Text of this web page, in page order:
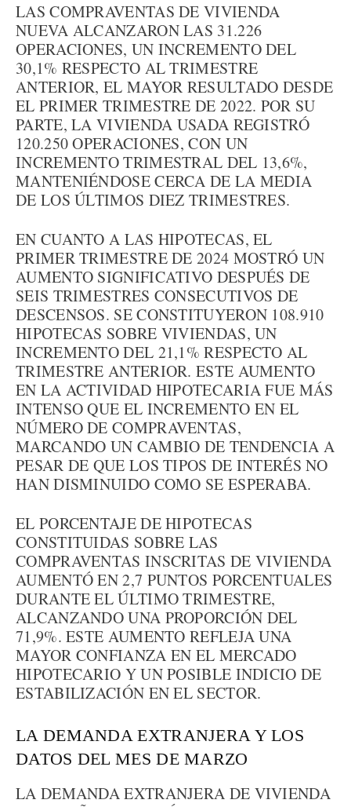
LAS COMPRAVENTAS DE VIVIENDA
NUEVA ALCANZARON LAS 31.226
OPERACIONES, UN INCREMENTO DEL
30,1% RESPECTO AL TRIMESTRE
ANTERIOR, EL MAYOR RESULTADO DESDE
EL PRIMER TRIMESTRE DE 2022. POR SU
PARTE, LA VIVIENDA USADA REGISTRÓ
120.250 OPERACIONES, CON UN
INCREMENTO TRIMESTRAL DEL 13,6%,
MANTENIÉNDOSE CERCA DE LA MEDIA
DE LOS ÚLTIMOS DIEZ TRIMESTRES.
EN CUANTO A LAS HIPOTECAS, EL
PRIMER TRIMESTRE DE 2024 MOSTRÓ UN
AUMENTO SIGNIFICATIVO DESPUÉS DE
SEIS TRIMESTRES CONSECUTIVOS DE
DESCENSOS. SE CONSTITUYERON 108.910
HIPOTECAS SOBRE VIVIENDAS, UN
INCREMENTO DEL 21,1% RESPECTO AL
TRIMESTRE ANTERIOR. ESTE AUMENTO
EN LA ACTIVIDAD HIPOTECARIA FUE MÁS
INTENSO QUE EL INCREMENTO EN EL
NÚMERO DE COMPRAVENTAS,
MARCANDO UN CAMBIO DE TENDENCIA A
PESAR DE QUE LOS TIPOS DE INTERÉS NO
HAN DISMINUIDO COMO SE ESPERABA.
EL PORCENTAJE DE HIPOTECAS
CONSTITUIDAS SOBRE LAS
COMPRAVENTAS INSCRITAS DE VIVIENDA
AUMENTÓ EN 2,7 PUNTOS PORCENTUALES
DURANTE EL ÚLTIMO TRIMESTRE,
ALCANZANDO UNA PROPORCIÓN DEL
71,9%. ESTE AUMENTO REFLEJA UNA
MAYOR CONFIANZA EN EL MERCADO
HIPOTECARIO Y UN POSIBLE INDICIO DE
ESTABILIZACIÓN EN EL SECTOR.
LA DEMANDA EXTRANJERA Y LOS
DATOS DEL MES DE MARZO
LA DEMANDA EXTRANJERA DE VIVIENDA